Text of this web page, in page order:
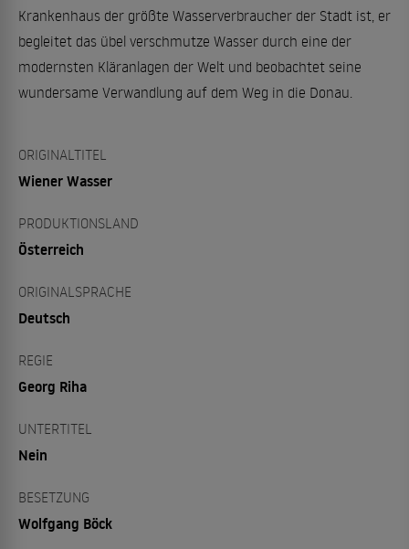
Krankenhaus der größte Wasserverbraucher der Stadt ist, er
begleitet das übel verschmutze Wasser durch eine der
modernsten Kläranlagen der Welt und beobachtet seine
wundersame Verwandlung auf dem Weg in die Donau.
ORIGINALTITEL
Wiener Wasser
PRODUKTIONSLAND
Österreich
ORIGINALSPRACHE
Deutsch
REGIE
Georg Riha
UNTERTITEL
Nein
BESETZUNG
Wolfgang Böck